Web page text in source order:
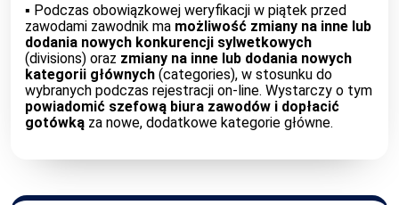
▪︎ Podczas obowiązkowej weryfikacji w piątek przed
zawodami zawodnik ma możliwość zmiany na inne lub
dodania nowych konkurencji sylwetkowych
(divisions) oraz zmiany na inne lub dodania nowych
kategorii głównych (categories), w stosunku do
wybranych podczas rejestracji on-line. Wystarczy o tym
powiadomić szefową biura zawodów i dopłacić
gotówką za nowe, dodatkowe kategorie główne.